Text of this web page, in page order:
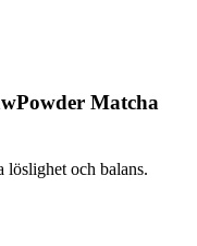
Matcha
löslighet och balans.